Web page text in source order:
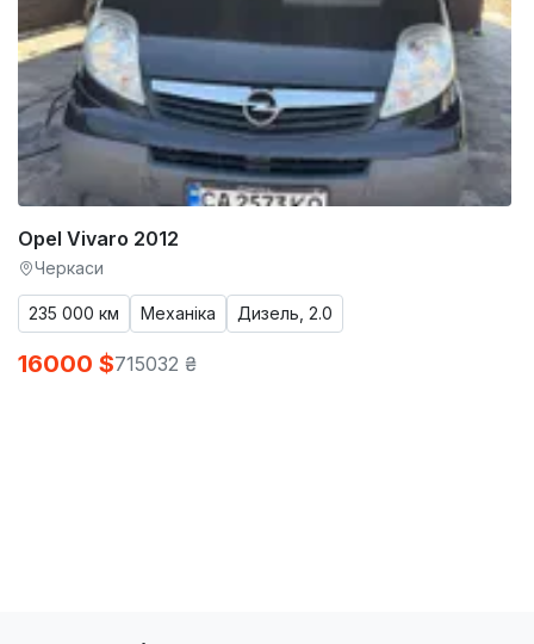
Opel Vivaro 2012
Черкаси
235 000 км Механіка Дизель, 2.0
16000 $715032 ₴